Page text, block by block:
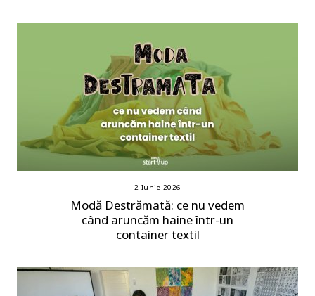
2 Iunie 2026
Modă Destrămată: ce nu vedem
când aruncăm haine într-un
container textil